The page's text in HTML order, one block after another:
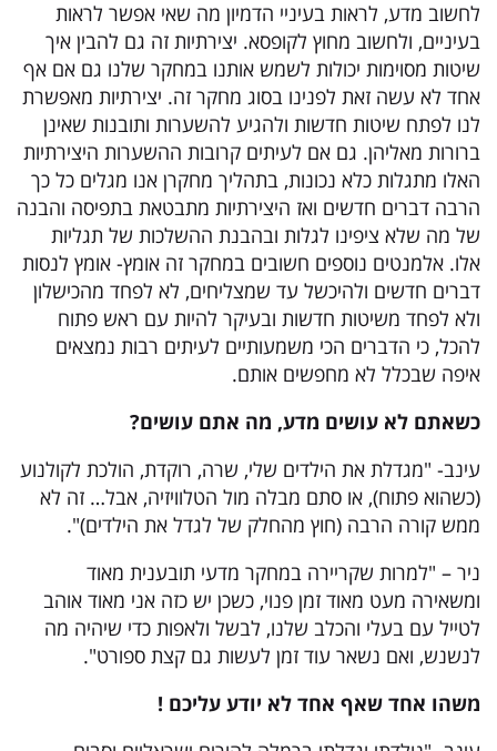
לחשוב מדע, לראות בעיניי הדמיון מה שאי אפשר לראות
בעיניים, ולחשוב מחוץ לקופסא. יצירתיות זה גם להבין איך
שיטות מסוימות יכולות לשמש אותנו במחקר שלנו גם אם אף
אחד לא עשה זאת לפנינו בסוג מחקר זה. יצירתיות מאפשרת
לנו לפתח שיטות חדשות ולהגיע להשערות ותובנות שאינן
ברורות מאליהן. גם אם לעיתים קרובות ההשערות היצירתיות
האלו מתגלות כלא נכונות, בתהליך מחקרן אנו מגלים כל כך
הרבה דברים חדשים ואז היצירתיות מתבטאת בתפיסה והבנה
של מה שלא ציפינו לגלות ובהבנת ההשלכות של תגליות
אלו. אלמנטים נוספים חשובים במחקר זה אומץ- אומץ לנסות
דברים חדשים ולהיכשל עד שמצליחים, לא לפחד מהכישלון
ולא לפחד משיטות חדשות ובעיקר להיות עם ראש פתוח
להכל, כי הדברים הכי משמעותיים לעיתים רבות נמצאים
איפה שבכלל לא מחפשים אותם.
כשאתם לא עושים מדע, מה אתם עושים?
עינב- "מגדלת את הילדים שלי, שרה, רוקדת, הולכת לקולנוע
(כשהוא פתוח), או סתם מבלה מול הטלוויזיה, אבל… זה לא
ממש קורה הרבה (חוץ מהחלק של לגדל את הילדים)".
ניר – "למרות שקריירה במחקר מדעי תובענית מאוד
ומשאירה מעט מאוד זמן פנוי, כשכן יש כזה אני מאוד אוהב
לטייל עם בעלי והכלב שלנו, לבשל ולאפות כדי שיהיה מה
לנשנש, ואם נשאר עוד זמן לעשות גם קצת ספורט".
משהו אחד שאף אחד לא יודע עליכם !